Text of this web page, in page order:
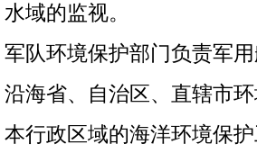
水域的监视。
军队环境保护部门负责军
沿海省、自治区、直辖市
本行政区域的海洋环境保